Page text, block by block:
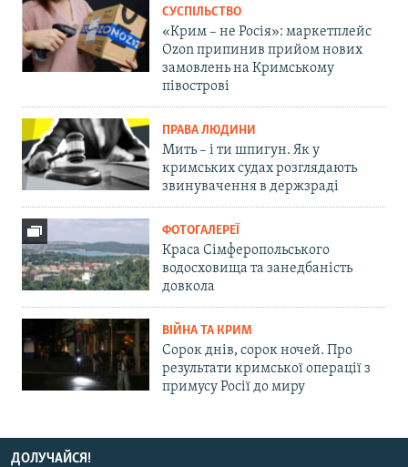
СУСПІЛЬСТВО
«Крим – не Росія»: маркетплейс
Ozon припинив прийом нових
замовлень на Кримському
півострові
ПРАВА ЛЮДИНИ
Мить – і ти шпигун. Як у
кримських судах розглядають
звинувачення в держзраді
ФОТОГАЛЕРЕЇ
Краса Сімферопольського
водосховища та занедбаність
довкола
ВІЙНА ТА КРИМ
Сорок днів, сорок ночей. Про
результати кримської операції з
примусу Росії до миру
ДОЛУЧАЙСЯ!